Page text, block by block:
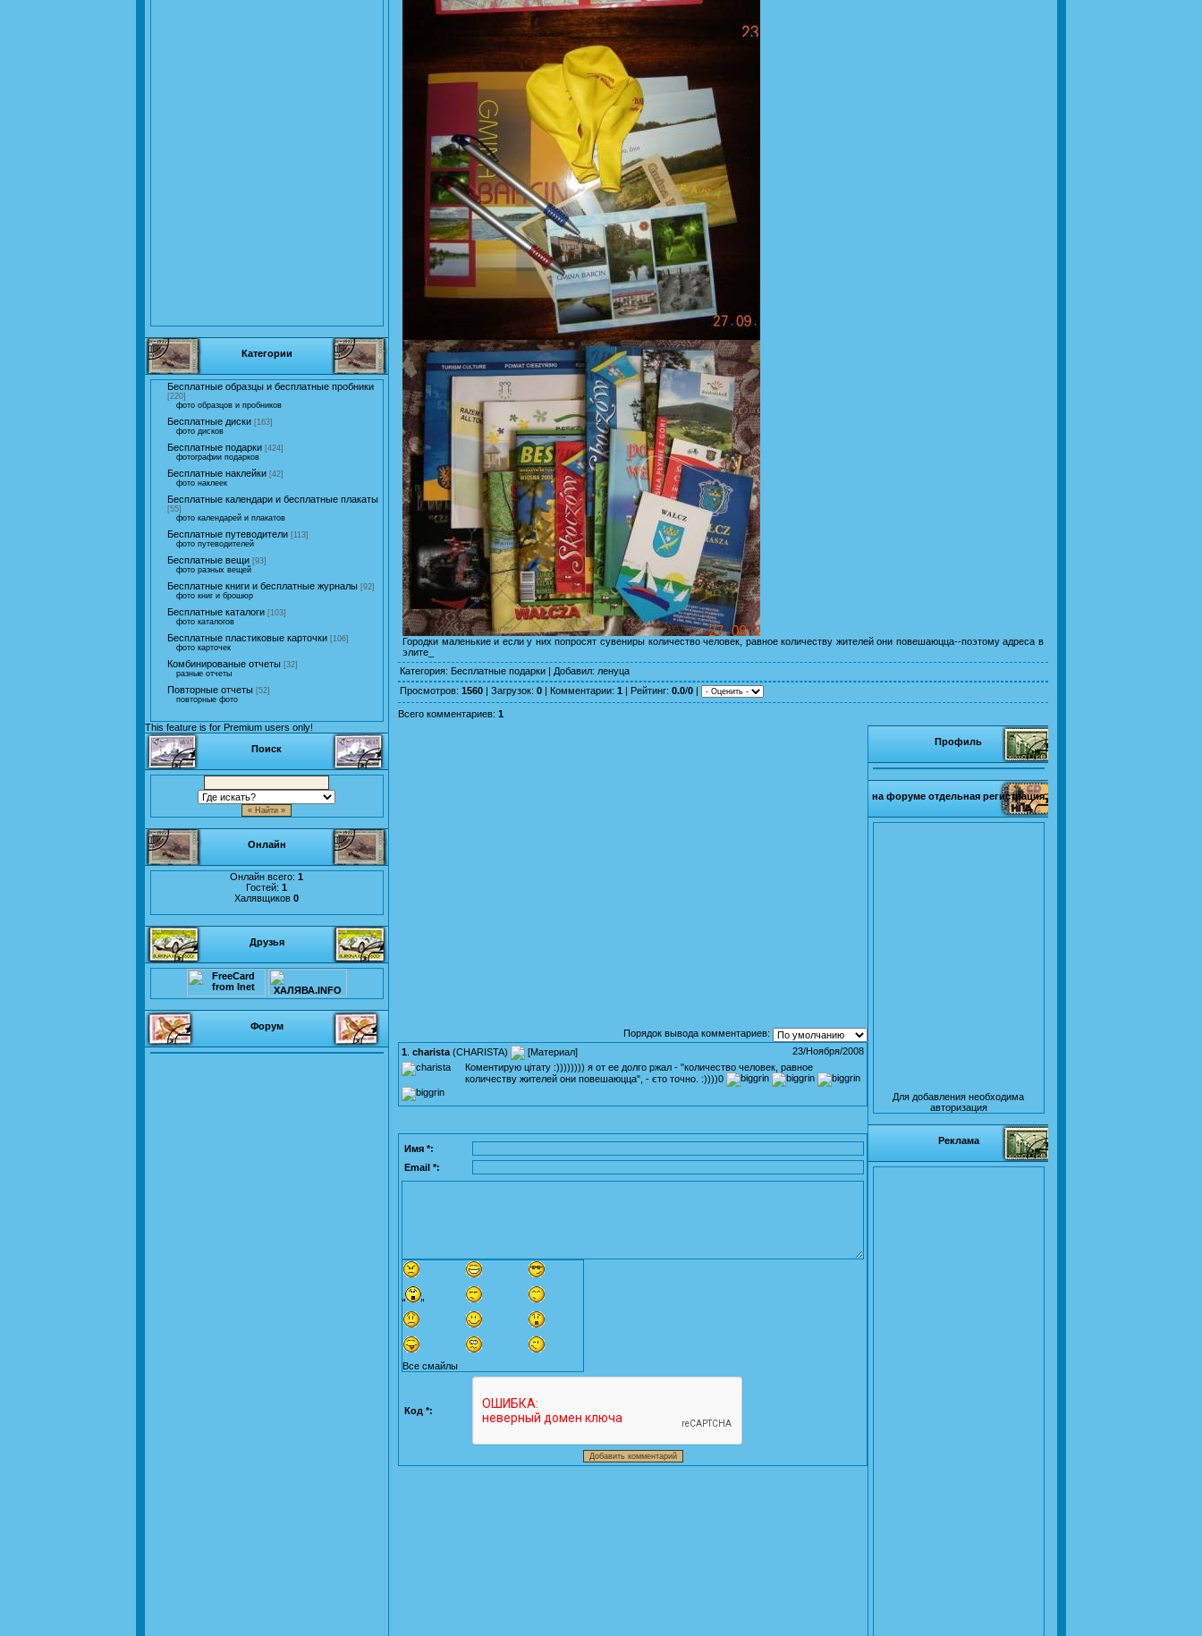
Категории
Бесплатные образцы и бесплатные пробники
[220]
фото образцов и пробников
Бесплатные диски [163]
фото дисков
Бесплатные подарки [424]
фотографии подарков
Бесплатные наклейки [42]
фото наклеек
Бесплатные календари и бесплатные плакаты
[55]
фото календарей и плакатов
Бесплатные путеводители [113]
фото путеводителей
Бесплатные вещи [93]
фото разных вещей
Бесплатные книги и бесплатные журналы [92]
фото книг и брошюр
Бесплатные каталоги [103]
фото каталогов
Бесплатные пластиковые карточки [106]
фото карточек
Комбинированые отчеты [32]
разные отчеты
Повторные отчеты [52]
повторные фото
This feature is for Premium users only!
Поиск
Онлайн
Онлайн всего: 1
Гостей: 1
Халявщиков 0
Друзья
Форум
Городки маленькие и если у них попросят сувениры количество человек, равное количеству жителей они повешаюцца--поэтому адреса в
элите_
Категория: Бесплатные подарки | Добавил: ленуца
Просмотров: 1560 | Загрузок: 0 | Комментарии: 1 | Рейтинг: 0.0/0 |
Всего комментариев: 1
Порядок вывода комментариев:
23/Ноября/2008
1 charista (CHARISTA) [Материал]
Коментирую цітату :)))))))) я от ее долго ржал - "количество человек, равное
количеству жителей они повешаюцца", - єто точно. :))))0
Имя *:
Email *:
Все смайлы
Код *:
Профиль
на форуме отдельная регистрация
Для добавления необходима
авторизация
Реклама